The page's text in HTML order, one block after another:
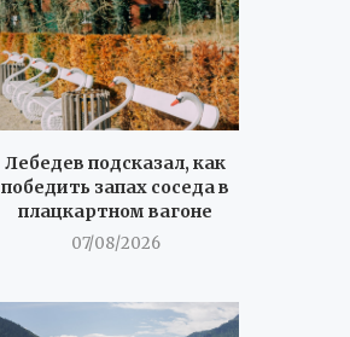
Лебедев подсказал, как
победить запах соседа в
плацкартном вагоне
07/08/2026